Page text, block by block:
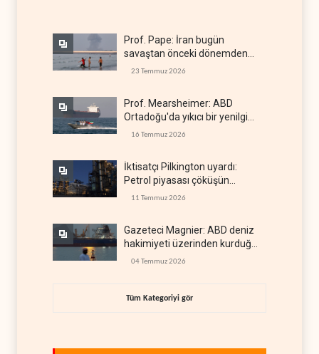
Prof. Pape: İran bugün
savaştan önceki dönemden
çok daha güçlü
23 Temmuz 2026
Prof. Mearsheimer: ABD
Ortadoğu'da yıkıcı bir yenilgi
aldı
16 Temmuz 2026
İktisatçı Pilkington uyardı:
Petrol piyasası çöküşün
eşiğinde
11 Temmuz 2026
Gazeteci Magnier: ABD deniz
hakimiyeti üzerinden kurduğu
küresel gücü kaybetti
04 Temmuz 2026
Tüm Kategoriyi gör